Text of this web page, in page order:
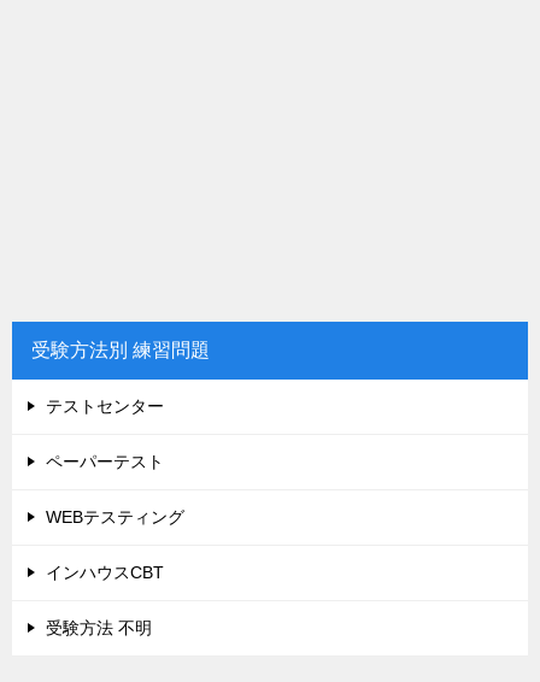
受験方法別 練習問題
テストセンター
ペーパーテスト
WEBテスティング
インハウスCBT
受験方法 不明